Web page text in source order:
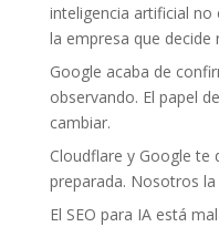
inteligencia artificial no
la empresa que decide
Google acaba de
observando. El papel
cambiar.
Cloudflare y Google te
preparada. Nosotros
El SEO para IA está